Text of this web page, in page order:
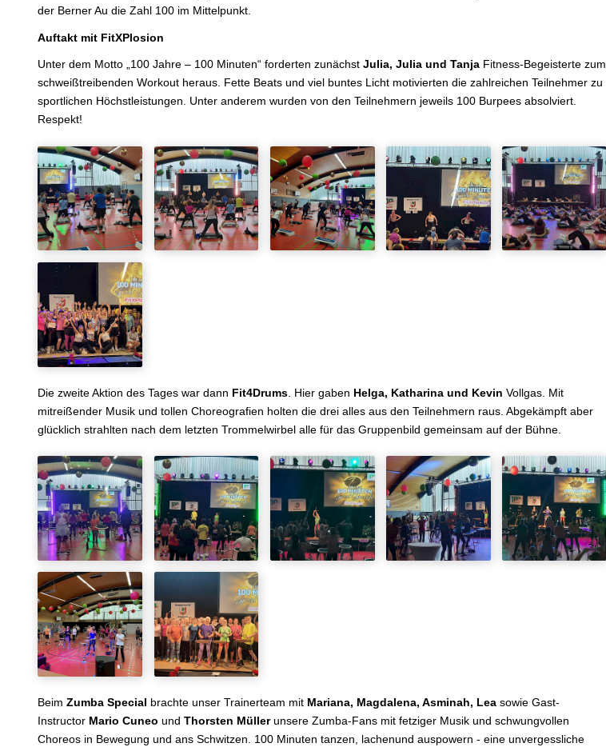
der Berner Au die Zahl 100 im Mittelpunkt.
Auftakt mit FitXPlosion
Unter dem Motto „100 Jahre – 100 Minuten“ forderten zunächstJulia, Julia und Tanja Fitness-Begeisterte zum
schweißtreibenden Workout heraus. Fette Beats und viel buntes Licht motivierten die zahlreichen Teilnehmer zu
sportlichen Höchstleistungen. Unter anderem wurden von den Teilnehmern jeweils 100 Burpees absolviert.
Respekt!
Die zweite Aktion des Tages war dann Fit4Drums . Hier gaben Helga, Katharina und Kevin Vollgas. Mit
mitreißender Musik und tollen Choreografien holten die drei alles aus den Teilnehmern raus. Abgekämpft aber
glücklich strahlten nach dem letzten Trommelwirbel alle für das Gruppenbild gemeinsam auf der Bühne.
BeimZumba Special brachte unser Trainerteam mit Mariana, Magdalena, Asminah, Leasowie Gast-
Instructor Mario CuneoundThorsten Müllerunsere Zumba-Fans mit fetziger Musik und schwungvollen
Choreos in Bewegung und ans Schwitzen. 100 Minuten tanzen, lachenund auspowern - eine unvergessliche